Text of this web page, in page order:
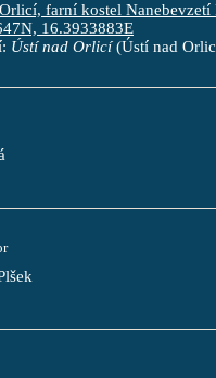
farní kostel Nanebevzetí
16.3933883E
Ústí nad Orlicí(Ústí nad